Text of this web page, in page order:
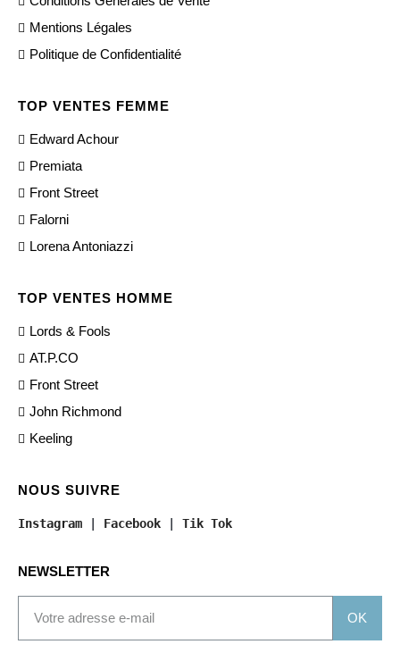
Mentions Légales
Politique de Confidentialité
TOP VENTES FEMME
Edward Achour
Premiata
Front Street
Falorni
Lorena Antoniazzi
TOP VENTES HOMME
Lords & Fools
AT.P.CO
Front Street
John Richmond
Keeling
NOUS SUIVRE
Instagram Facebook Tik Tok
NEWSLETTER
OK